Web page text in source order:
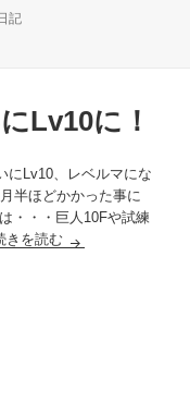
記
Lv10に！
にLv10、レベルマにな
半ほどかかった事に
・・・巨人10Fや試練
きを読む 速度トーテムがつ